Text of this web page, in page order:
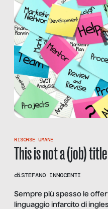
RISORSE UMANE
This is not a (job) title
diSTEFANO INNOCENTI
Sempre più spesso le
linguaggio infarcito di